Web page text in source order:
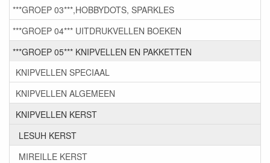
***GROEP 03***,HOBBYDOTS, SPARKLES
***GROEP 04*** UITDRUKVELLEN BOEKEN
***GROEP 05*** KNIPVELLEN EN PAKKETTEN
KNIPVELLEN SPECIAAL
KNIPVELLEN ALGEMEEN
KNIPVELLEN KERST
LESUH KERST
MIREILLE KERST